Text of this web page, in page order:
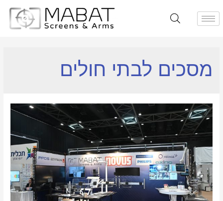
מסכים לבתי חולים